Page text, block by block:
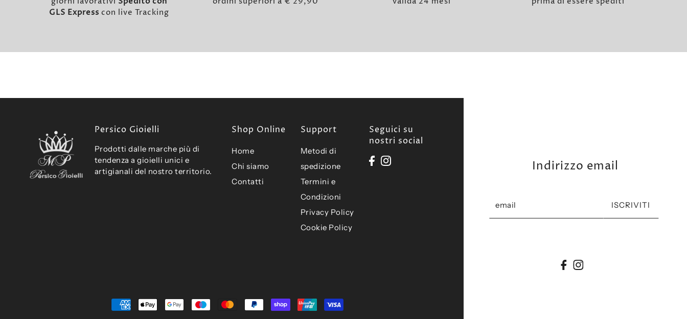
GLS Express con live Tracking
Persico Gioielli
Prodotti dalle marche più di
tendenza a gioielli unici e
artigianali del nostro territorio.
Shop Online
Home
Chi siamo
Contatti
Support
Metodi di
spedizione
Termini e
Condizioni
Privacy Policy
Cookie Policy
Seguici su
nostri social
Indirizzo email
ISCRIVITI